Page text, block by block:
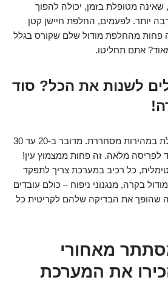
שאינה מטופלת בזמן, יכולה להפוך
יותר. לפעמים, החלפת חיישן קטן
מהחלפת מודול שלם שקורס בגלל
אתם תחליטו.
לשנות את הכל? סוד
מערכת כריות האוויר פועלת במהירות מסחררת. מדובר ב-20 עד 30
לפריסה מלאה. זה פחות ממצמוץ עין!
כל רכיב במערכת צריך לתפקד
בקרה, מנגנוני ניפוח – כולם עובדים
שהופך את הבדיקה שלהם לקריטית כל
מאחורי
את המערכת